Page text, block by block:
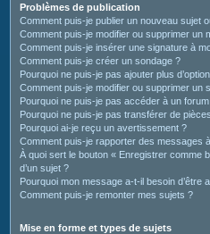
Problèmes de publication
Comment puis-je publier un nouveau sujet
Comment puis-je modifier ou supprimer un
Comment puis-je insérer une signature à
Comment puis-je créer un sondage ?
Pourquoi ne puis-je pas ajouter plus
Comment puis-je modifier ou supprimer un
Pourquoi ne puis-je pas accéder à un
Pourquoi ne puis-je pas transférer de
Pourquoi ai-je reçu un avertissement ?
Comment puis-je rapporter des messages
À quoi sert le bouton « Enregistrer comme
d’un sujet ?
Pourquoi mon message a-t-il besoin d’être
Comment puis-je remonter mes sujets ?
Mise en forme et types de sujets